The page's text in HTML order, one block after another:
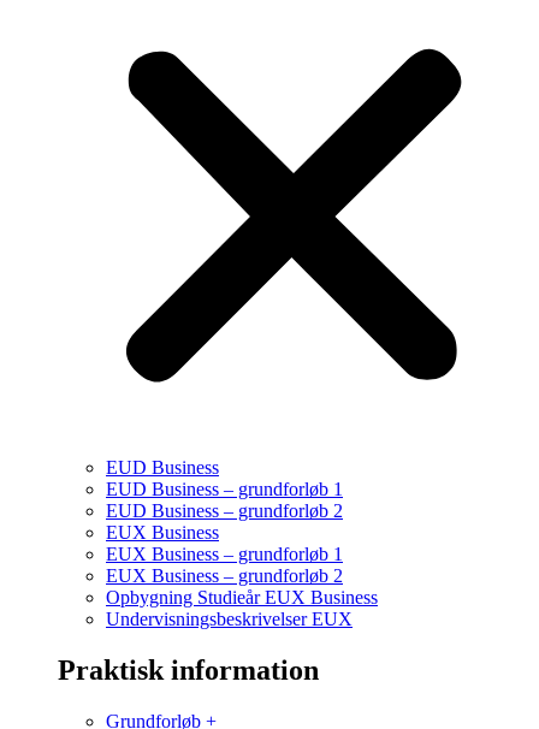
EUD Business
EUD Business – grundforløb 1
EUD Business – grundforløb 2
EUX Business
EUX Business – grundforløb 1
EUX Business – grundforløb 2
Opbygning Studieår EUX Business
Undervisningsbeskrivelser EUX
Praktisk information
Grundforløb +